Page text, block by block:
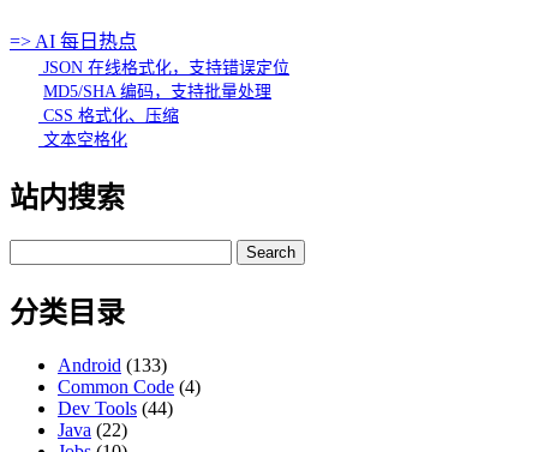
=> AI 每日热点
JSON 在线格式化，支持错误定位
MD5/SHA 编码，支持批量处理
CSS 格式化、压缩
文本空格化
站内搜索
for:
分类目录
Android (133)
Common Code (4)
Dev Tools (44)
Java (22)